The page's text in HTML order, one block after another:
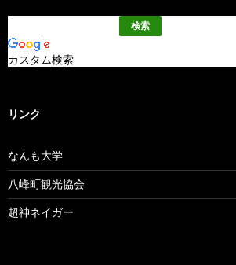
カスタム検索
リンク
なんも大学
八峰町観光協会
超神ネイガー